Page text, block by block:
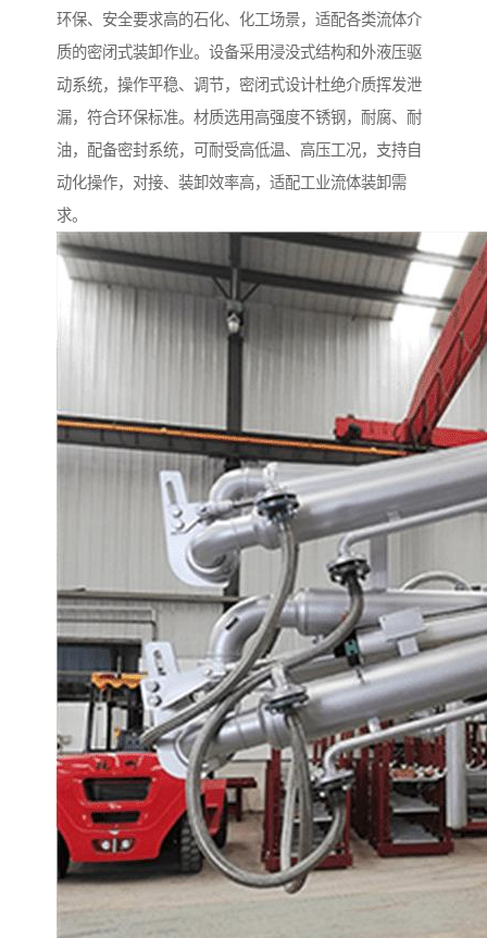
环保、安全要求高的石化、化工场景，适配各类流体介
质的密闭式装卸作业。设备采用浸没式结构和外液压驱
动系统，操作平稳、调节，密闭式设计杜绝介质挥发泄
漏，符合环保标准。材质选用高强度不锈钢，耐腐、耐
油，配备密封系统，可耐受高低温、高压工况，支持自
动化操作，对接、装卸效率高，适配工业流体装卸需
求。